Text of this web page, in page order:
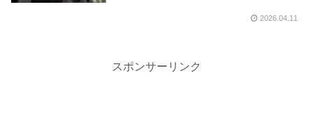
2026.04.11
スポンサーリンク